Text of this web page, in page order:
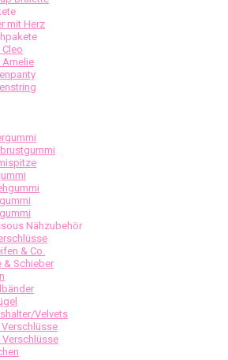
mit Herz
Cleo
Amelie
Nähzubehör
& Co.
& Schieber
Velvets
Verschlüsse
Verschlüsse